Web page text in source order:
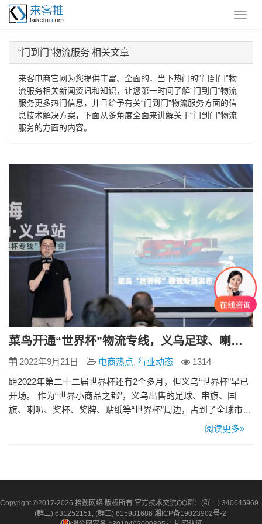
“门到门”物流服务 相关文章
来客电商官网为您提供丰富、全面的，当下热门的“门到门”物
流服务相关新闻资讯和知识，让您第一时间了解“门到门”物流
服务更多热门信息，并且给予有关“门到门”物流服务方面的信
息技术解决方案，下面从多角度全面来讲解关于“门到门”物流
服务的方面的内容。
菜鸟开通“世界杯”物流专线，义乌足球、喇叭、球服20天直达卡塔尔
2022年9月21日 电商热点, 行业动态
1314
距2022年第二十二届世界杯还有2个多月，但义乌“世界杯”早已
开场。 作为“世界小商品之都”，义乌出售的足球、串旗、国
旗、喇叭、奖杯、奖牌、贴纸等“世界杯”周边，占到了全球市场
的70%。 八九月正是世界杯相关用品的发货旺季。为帮助义乌
阅读更多»
Copyright ©2017-2026 拾捌网络 版权所有 官方技术交流QQ群：(群一) 340645969 ,
(群二) 631252151, (群三) 615981686 湘ICP备19023902号-2